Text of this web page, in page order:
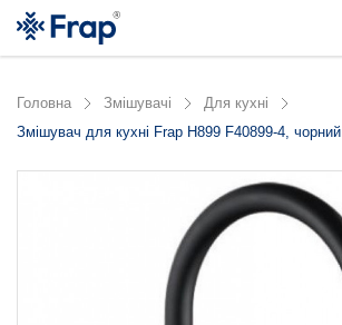
Головна Змішувачі
Для кухні
Змішувач для кухні Frap H899 F40899-4, чорний